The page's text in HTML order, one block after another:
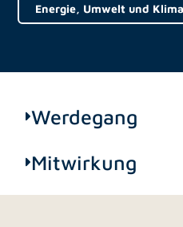
Energie, Umwelt und
Werdegang
Mitwirkung